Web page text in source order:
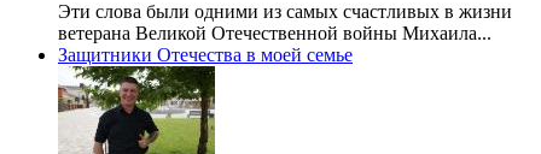
Эти слова были одними из самых счастливых в жизни
ветерана Великой Отечественной войны Михаила...
Защитники Отечества в моей семье